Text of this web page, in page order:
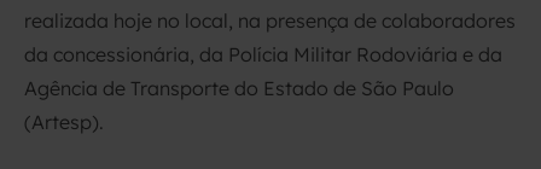
realizada hoje no local, na presença de colaboradores
da concessionária, da Polícia Militar Rodoviária e da
Agência de Transporte do Estado de São Paulo
(Artesp).